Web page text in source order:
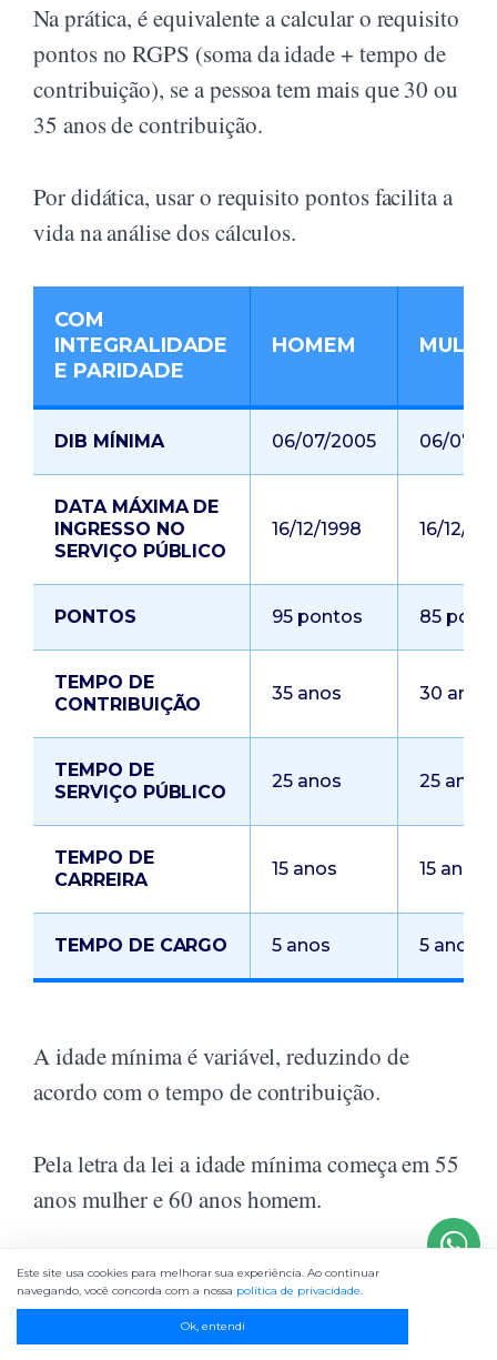
Na prática, é equivalente a calcular o requisito
pontos no RGPS (soma da idade + tempo de
contribuição), se a pessoa tem mais que 30 ou
35 anos de contribuição.
Por didática, usar o requisito pontos facilita a
vida na análise dos cálculos.
COM
INTEGRALIDADE
E PARIDADE
HOMEM
DIB MÍNIMA 06/07/2005 06/07/
DATA MÁXIMA DE
INGRESSO NO
SERVIÇO PÚBLICO
16/12/1998 16/12/
PONTOS 95 pontos 85
TEMPO DE
CONTRIBUIÇÃO
35 anos 30 anos
TEMPO DE
SERVIÇO PÚBLICO
25 anos 25 anos
TEMPO DE
CARREIRA
15 anos 15 anos
TEMPO DE CARGO 5 anos 5 anos
A idade mínima é variável, reduzindo de
acordo com o tempo de contribuição.
Pela letra da lei a idade mínima começa em 55
anos mulher e 60 anos homem.
A cada ano de contribuição acima do mínimo
(30 / 35 anos, mulher/homem), é reduzida a
idade mínima (55 / 60 anos, mulher/homem)
Este site usa cookies para melhorar sua experiência. Ao continuar
navegando, você concorda com a nossa política de privacidade.
Ok, entendi